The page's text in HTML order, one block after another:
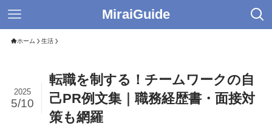
MiraiGuide
ホーム 生活
転職を制する！チームワークの自
己PR例文集｜職務経歴書・面接対
策も網羅
2025
5/10